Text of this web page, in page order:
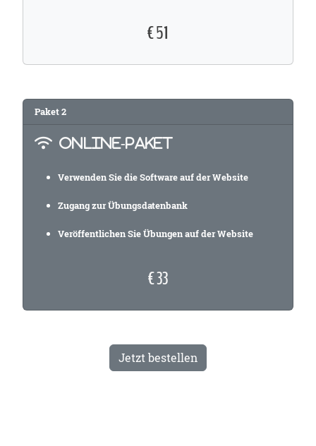
€ 51
Paket2
ONLINE-PAKET
Verwenden Sie die Software auf der Website
Zugang zur Übungsdatenbank
Veröffentlichen Sie Übungen auf der Website
€ 33
Jetzt bestellen